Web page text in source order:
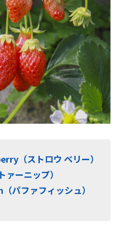
（ストロウ ベリー）
ーニップ）
パファフィッシュ）